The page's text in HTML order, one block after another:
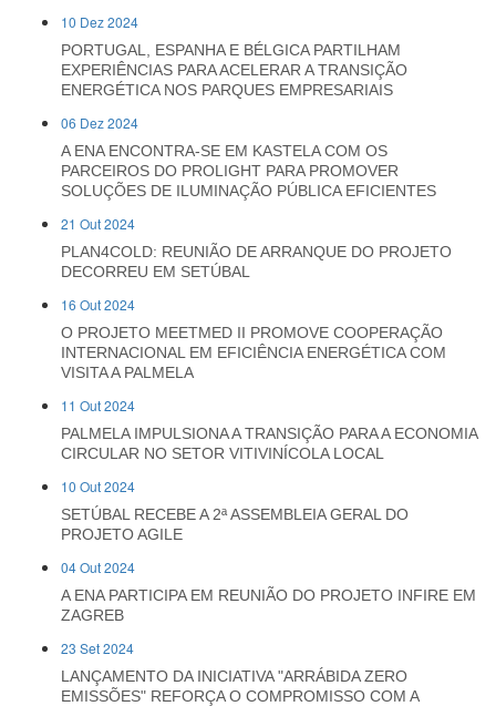
10 Dez 2024
PORTUGAL, ESPANHA E BÉLGICA PARTILHAM
EXPERIÊNCIAS PARA ACELERAR A TRANSIÇÃO
ENERGÉTICA NOS PARQUES EMPRESARIAIS
06 Dez 2024
A ENA ENCONTRA-SE EM KASTELA COM OS
PARCEIROS DO PROLIGHT PARA PROMOVER
SOLUÇÕES DE ILUMINAÇÃO PÚBLICA EFICIENTES
21 Out 2024
PLAN4COLD: REUNIÃO DE ARRANQUE DO PROJETO
DECORREU EM SETÚBAL
16 Out 2024
O PROJETO MEETMED II PROMOVE COOPERAÇÃO
INTERNACIONAL EM EFICIÊNCIA ENERGÉTICA COM
VISITA A PALMELA
11 Out 2024
PALMELA IMPULSIONA A TRANSIÇÃO PARA A ECONOMIA
CIRCULAR NO SETOR VITIVINÍCOLA LOCAL
10 Out 2024
SETÚBAL RECEBE A 2ª ASSEMBLEIA GERAL DO
PROJETO AGILE
04 Out 2024
A ENA PARTICIPA EM REUNIÃO DO PROJETO INFIRE EM
ZAGREB
23 Set 2024
LANÇAMENTO DA INICIATIVA "ARRÁBIDA ZERO
EMISSÕES" REFORÇA O COMPROMISSO COM A